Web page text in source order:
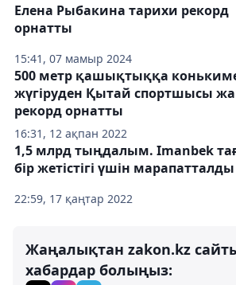
15:41, 07 мамыр 2024
Елена Рыбакина тарихи рекорд
орнатты
16:31, 12 ақпан 2022
500 метр қашықтыққа
жүгіруден Қытай спортшысы
рекорд орнатты
22:59, 17 қаңтар 2022
1,5 млрд тыңдалым. Imanbek
бір жетістігі үшін марапатталды
Жаңалықтан zakon.kz
хабардар болыңыз: